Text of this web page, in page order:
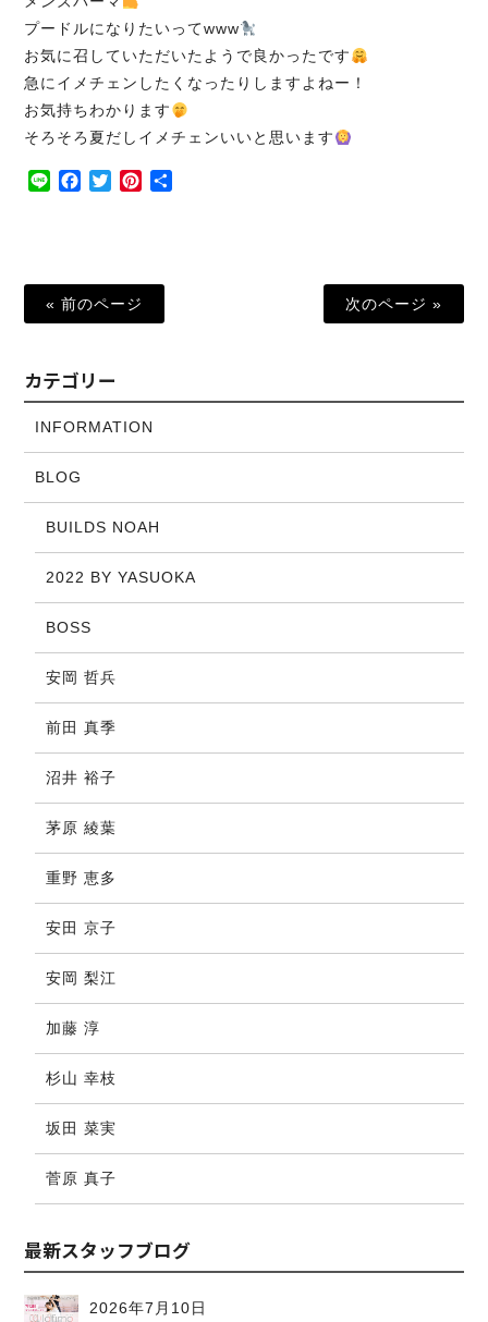
プードルになりたいってwww
お気に召していただいたようで良かったです
急にイメチェンしたくなったりしますよねー！
お気持ちわかります
そろそろ夏だしイメチェンいいと思います
Line Facebook
TwitterPinterest
« 前のページ 次のページ »
カテゴリー
INFORMATION
BLOG
BUILDS NOAH
2022 BY YASUOKA
BOSS
安岡 哲兵
前田 真季
沼井 裕子
茅原 綾葉
重野 恵多
安田 京子
安岡 梨江
加藤 淳
杉山 幸枝
坂田 菜実
菅原 真子
最新スタッフブログ
2026年7月10日